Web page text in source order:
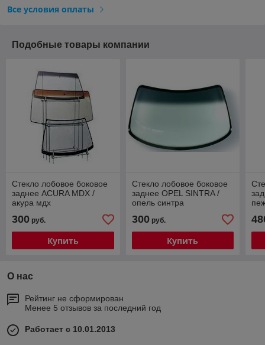
Все условия оплаты
Подобные товары компании
Стекло лобовое боковое
заднее ACURA MDX /
акура мдх
300 руб.
Купить
Стекло лобовое боковое
заднее OPEL SINTRA /
опель синтра
300руб.
Купить
О нас
Рейтинг не сформирован
Менее 5 отзывов за последний год
Работает с 10.01.2013